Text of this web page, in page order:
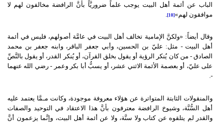
الباب عن أئمة أهل البيت يوجب علماً ضروريَّاً بأنَّ الرافضة مخالفون لهم لا
موافقون لهم»[10]
وقال أيضاً: «ولكنَّ الإمامية تخالف أهل البيت في عامَّة أصولهم، فليس في أئمة
أهل البيت - مثل: عليّ بن الحسين، وأبي جعفر الباقر، وابنه جعفر بن محمد
الصادق - من كان يُنكر الرؤية أو يقول بخلق القرآن، أو يُنكر القدر، أو يقول بالنَّصِّ
على عليّ، أو بعصمة الأئمة الاثني عشر، أو يسبُّ أبا بكر وعمر - رضي الله عنهما
-.
والمنقولات الثابتة المتواترة عن هؤلاء معروفة موجودة، وكانت مـمَّا يعتمد عليه
أهل السُّنَّة، وشيوخ الرافضة معترفون بأنَّ هذا الاعتقاد في التوحيد والصفات
والقدر لم يتلقوه عن كتاب ولا سنَّة، ولا عن أئمة أهل البيت، وإنَّما يزعمون أنَّ